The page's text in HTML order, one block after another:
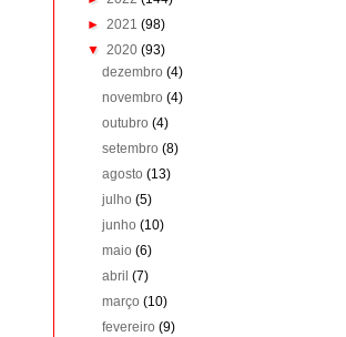
► 2021 (98)
▼ 2020 (93)
dezembro(4)
novembro(4)
outubro(4)
setembro(8)
agosto(13)
julho(5)
junho(10)
maio(6)
abril(7)
março(10)
fevereiro(9)